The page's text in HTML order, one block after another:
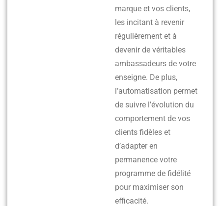
marque et vos clients,
les incitant à revenir
régulièrement et à
devenir de véritables
ambassadeurs de votre
enseigne. De plus,
l’automatisation permet
de suivre l’évolution du
comportement de vos
clients fidèles et
d’adapter en
permanence votre
programme de fidélité
pour maximiser son
efficacité.